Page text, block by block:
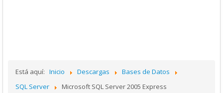
Está aquí: Inicio Descargas
Bases de Datos
SQL Server
Microsoft SQL Server 2005 Express